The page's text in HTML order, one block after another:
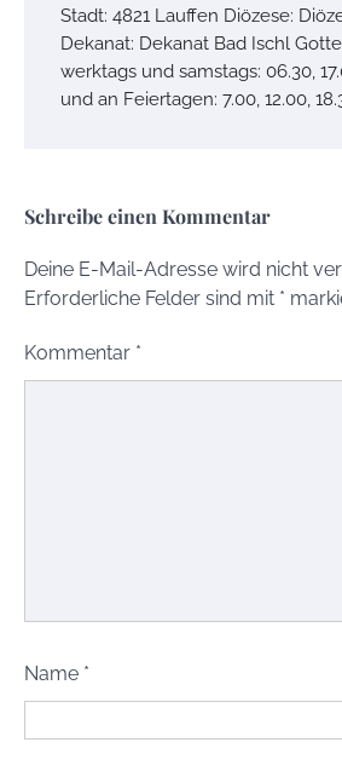
Stadt: 4821 Lauffen Diözese:
Dekanat: Dekanat Bad Ischl
werktags und samstags: 06.30,
und an Feiertagen: 7.00, 12.00,
Schreibe einen Kommentar
Deine E-Mail-Adresse wird nicht
Erforderliche Felder sind mit *
Kommentar *
Name *